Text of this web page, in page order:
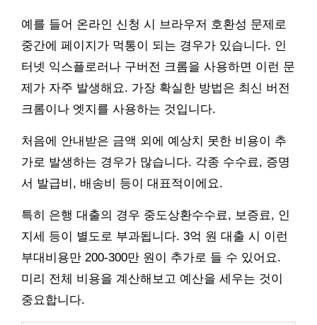
예를 들어 온라인 신청 시 브라우저 호환성 문제로
중간에 페이지가 먹통이 되는 경우가 있습니다. 인
터넷 익스플로러나 구버전 크롬을 사용하면 이런 문
제가 자주 발생해요. 가장 확실한 방법은 최신 버전
크롬이나 엣지를 사용하는 것입니다.
처음에 안내받은 금액 외에 예상치 못한 비용이 추
가로 발생하는 경우가 많습니다. 각종 수수료, 증명
서 발급비, 배송비 등이 대표적이에요.
특히 은행 대출의 경우 중도상환수수료, 보증료, 인
지세 등이 별도로 부과됩니다. 3억 원 대출 시 이런
부대비용만 200-300만 원이 추가로 들 수 있어요.
미리 전체 비용을 계산해보고 예산을 세우는 것이
중요합니다.